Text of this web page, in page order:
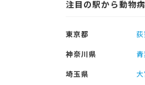
注目の駅から動物
東京都
神奈川県
埼玉県